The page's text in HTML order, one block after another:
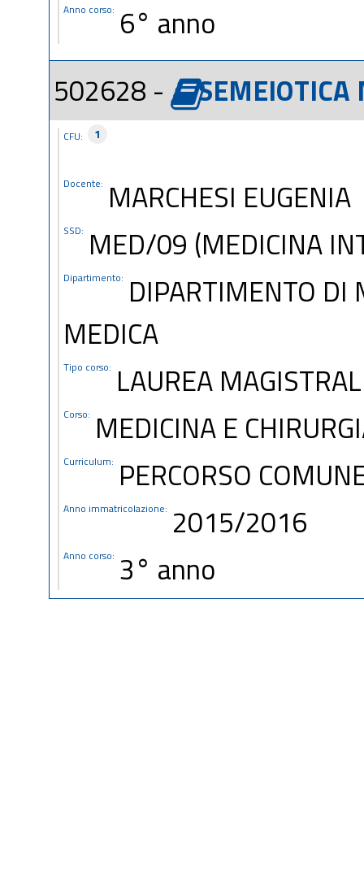
Anno corso: 6° anno
502628 -
SEMEIOTICA
CFU: 1
Docente: MARCHESI EUGENIA
SSD: MED/09 (MEDICINA
Dipartimento: DIPARTIMENTO DI
MEDICA
Tipo corso: LAUREA
Corso: MEDICINA E
Curriculum: PERCORSO
Anno immatricolazione: 2015/2016
Anno corso: 3° anno